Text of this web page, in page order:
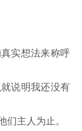
实想法来称呼
说明我还没有
主人为止。